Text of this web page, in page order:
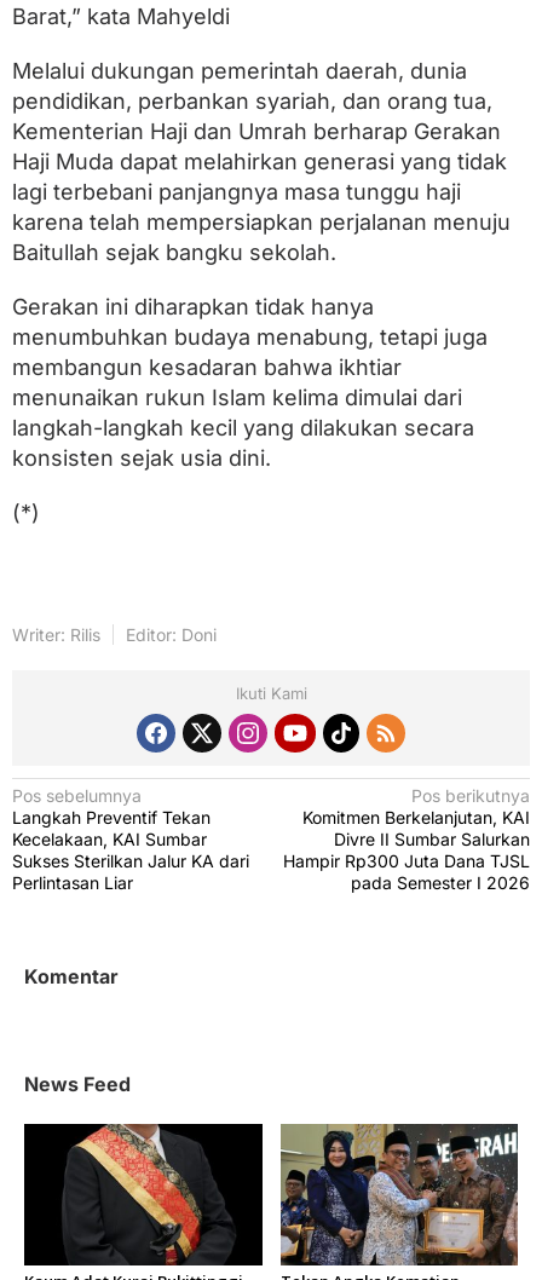
Barat,” kata Mahyeldi
Melalui dukungan pemerintah daerah, dunia
pendidikan, perbankan syariah, dan orang tua,
Kementerian Haji dan Umrah berharap Gerakan
Haji Muda dapat melahirkan generasi yang tidak
lagi terbebani panjangnya masa tunggu haji
karena telah mempersiapkan perjalanan menuju
Baitullah sejak bangku sekolah.
Gerakan ini diharapkan tidak hanya
menumbuhkan budaya menabung, tetapi juga
membangun kesadaran bahwa ikhtiar
menunaikan rukun Islam kelima dimulai dari
langkah-langkah kecil yang dilakukan secara
konsisten sejak usia dini.
(*)
Writer: Rilis Editor: Doni
Ikuti Kami
N
a
v
a
p
Pos sebelumnya
Langkah Preventif Tekan
Kecelakaan, KAI Sumbar
Sukses Sterilkan Jalur KA dari
Perlintasan Liar
Pos berikutnya
Komitmen Berkelanjutan, KAI
Divre II Sumbar Salurkan
Hampir Rp300 Juta Dana TJSL
pada Semester I 2026
Komentar
News Feed